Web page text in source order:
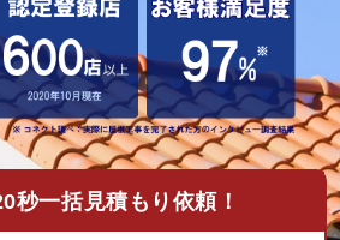
秒一括見積もり依頼！